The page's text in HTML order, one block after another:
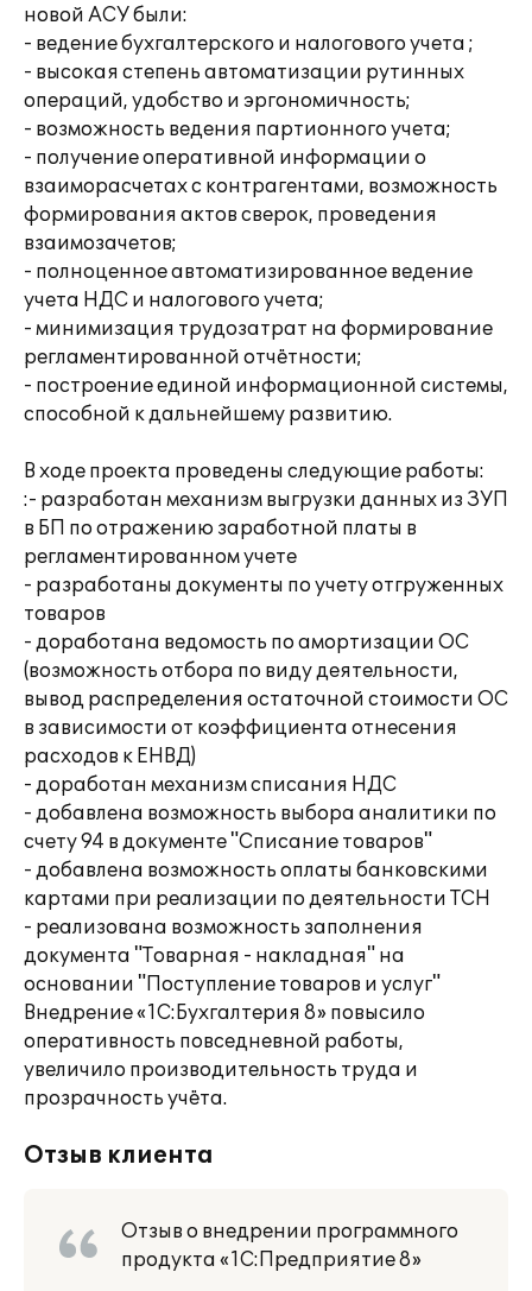
новой АСУ были:
- ведение бухгалтерского и налогового учета ;
- высокая степень автоматизации рутинных
операций, удобство и эргономичность;
- возможность ведения партионного учета;
- получение оперативной информации о
взаиморасчетах с контрагентами, возможность
формирования актов сверок, проведения
взаимозачетов;
- полноценное автоматизированное ведение
учета НДС и налогового учета;
- минимизация трудозатрат на формирование
регламентированной отчётности;
- построение единой информационной системы,
способной к дальнейшему развитию.
В ходе проекта проведены следующие работы:
:- разработан механизм выгрузки данных из ЗУП
в БП по отражению заработной платы в
регламентированном учете
- разработаны документы по учету отгруженных
товаров
- доработана ведомость по амортизации ОС
(возможность отбора по виду деятельности,
вывод распределения остаточной стоимости ОС
в зависимости от коэффициента отнесения
расходов к ЕНВД)
- доработан механизм списания НДС
- добавлена возможность выбора аналитики по
счету 94 в документе "Списание товаров"
- добавлена возможность оплаты банковскими
картами при реализации по деятельности ТСН
- реализована возможность заполнения
документа "Товарная - накладная" на
основании "Поступление товаров и услуг"
Внедрение «1С:Бухгалтерия 8» повысило
оперативность повседневной работы,
увеличило производительность труда и
прозрачность учёта.
Отзыв клиента
Отзыв о внедрении программного
продукта «1С:Предприятие 8»